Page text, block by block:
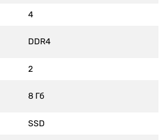
4
DDR4
2
8 Гб
SSD